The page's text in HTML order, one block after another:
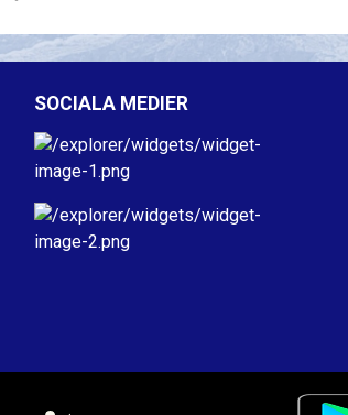
SOCIALA MEDIER